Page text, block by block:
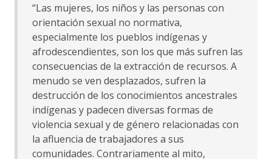
“Las mujeres, los niños y las personas con
orientación sexual no normativa,
especialmente los pueblos indígenas y
afrodescendientes, son los que más sufren las
consecuencias de la extracción de recursos. A
menudo se ven desplazados, sufren la
destrucción de los conocimientos ancestrales
indígenas y padecen diversas formas de
violencia sexual y de género relacionadas con
la afluencia de trabajadores a sus
comunidades. Contrariamente al mito,